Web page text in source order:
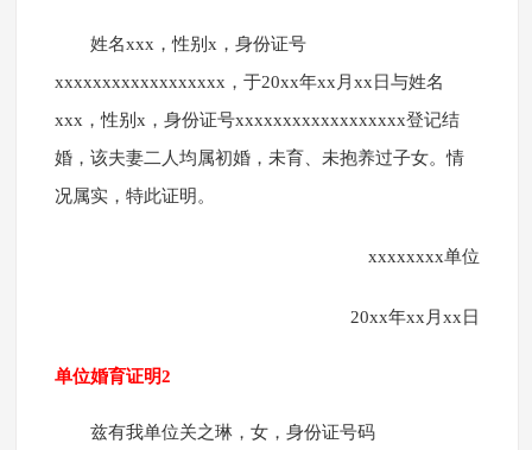
姓名xxx，性别x，身份证号
xxxxxxxxxxxxxxxxxx，于20xx年xx月xx日与姓名
xxx，性别x，身份证号xxxxxxxxxxxxxxxxxx登记结
婚，该夫妻二人均属初婚，未育、未抱养过子女。情
况属实，特此证明。
xxxxxxxx单位
20xx年xx月xx日
单位婚育证明2
兹有我单位关之琳，女，身份证号码